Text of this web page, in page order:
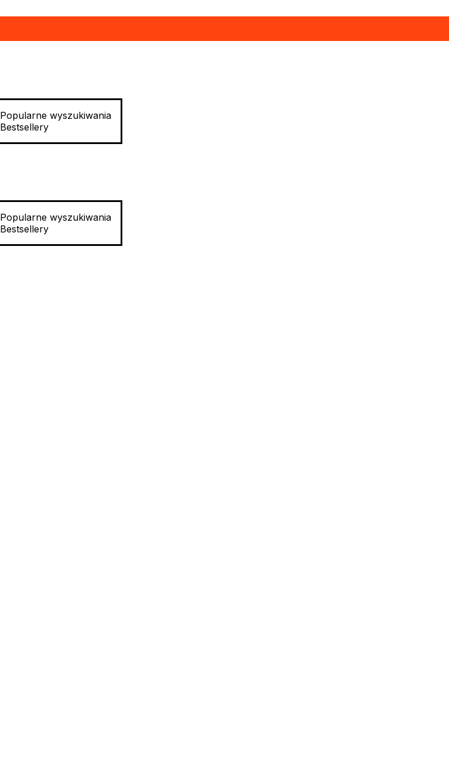
Popularne wyszukiwania
Bestsellery
Popularne wyszukiwania
Bestsellery